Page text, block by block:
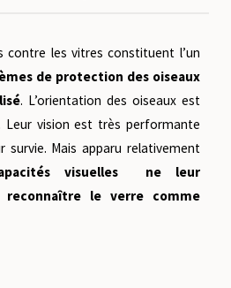
contre les vitres constituent l’un
de protection des oiseaux
. L’orientation des oiseaux est
Leur vision est très performante
survie. Mais apparu relativement
visuelles ne leur
le verre comme